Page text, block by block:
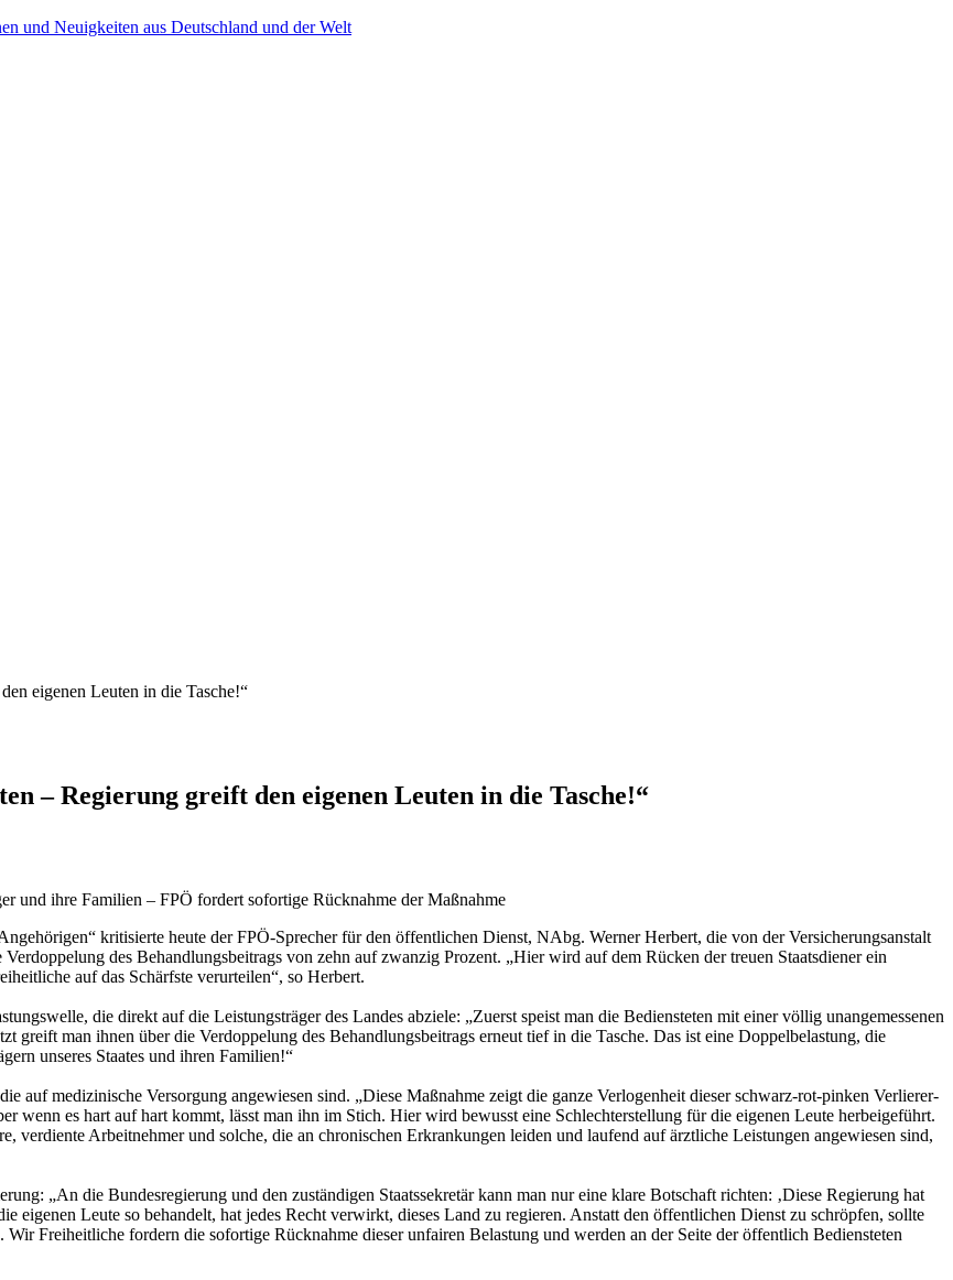
und Neuigkeiten aus Deutschland und der Welt
eigenen Leuten in die Tasche!“
– Regierung greift den eigenen Leuten in die Tasche!“
und ihre Familien – FPÖ fordert sofortige Rücknahme der Maßnahme
kritisierte heute der FPÖ-Sprecher für den öffentlichen Dienst, NAbg. Werner Herbert, die von der Versicherungsanstalt
des Behandlungsbeitrags von zehn auf zwanzig Prozent. „Hier wird auf dem Rücken der treuen Staatsdiener ein
auf das Schärfste verurteilen“, so Herbert.
die direkt auf die Leistungsträger des Landes abziele: „Zuerst speist man die Bediensteten mit einer völlig unangemessenen
greift man ihnen über die Verdoppelung des Behandlungsbeitrags erneut tief in die Tasche. Das ist eine Doppelbelastung, die
unseres Staates und ihren Familien!“
auf medizinische Versorgung angewiesen sind. „Diese Maßnahme zeigt die ganze Verlogenheit dieser schwarz-rot-pinken Verlierer-
wenn es hart auf hart kommt, lässt man ihn im Stich. Hier wird bewusst eine Schlechterstellung für die eigenen Leute herbeigeführt.
verdiente Arbeitnehmer und solche, die an chronischen Erkrankungen leiden und laufend auf ärztliche Leistungen angewiesen sind,
„An die Bundesregierung und den zuständigen Staatssekretär kann man nur eine klare Botschaft richten: ‚Diese Regierung hat
eigenen Leute so behandelt, hat jedes Recht verwirkt, dieses Land zu regieren. Anstatt den öffentlichen Dienst zu schröpfen, sollte
Wir Freiheitliche fordern die sofortige Rücknahme dieser unfairen Belastung und werden an der Seite der öffentlich Bediensteten